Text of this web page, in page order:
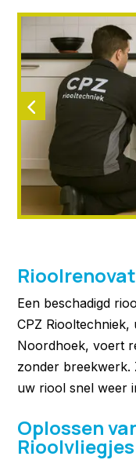
Een beschadigd
CPZ
Noordhoek, voert
zonder breekwerk.
uw riool snel weer
Oplossen
Rioolvliegjes